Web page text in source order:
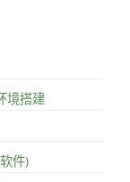
境搭建
件)